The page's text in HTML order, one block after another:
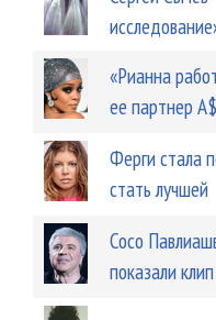
«Рианна
ее партнер
Ферги стала
стать лучшей
Сосо
показали